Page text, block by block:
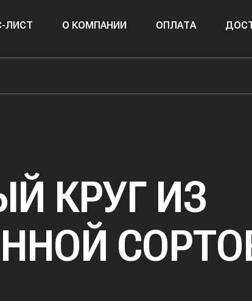
ЛИСТ О КОМПАНИИ ОПЛАТА
КРУГ ИЗ